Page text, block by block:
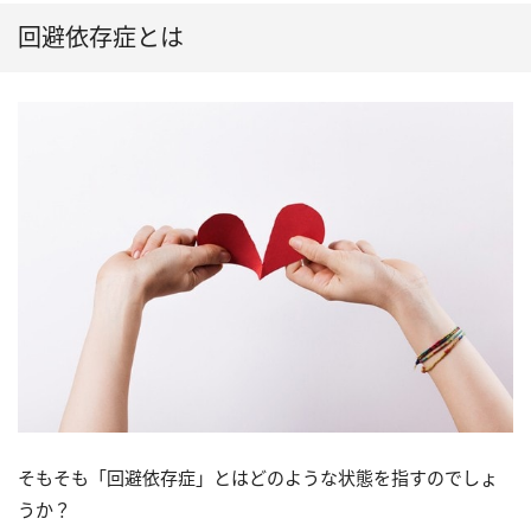
回避依存症とは
そもそも「回避依存症」とはどのような状態を指すのでしょ
うか？